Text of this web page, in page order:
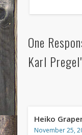
One
Karl
Heiko
November 25,